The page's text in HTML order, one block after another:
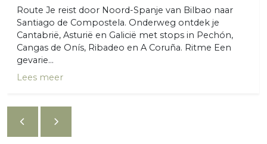
Route Je reist door Noord-Spanje van Bilbao naar
Santiago de Compostela. Onderweg ontdek je
Cantabrië, Asturië en Galicië met stops in Pechón,
Cangas de Onís, Ribadeo en A Coruña. Ritme Een
gevarie...
Lees meer